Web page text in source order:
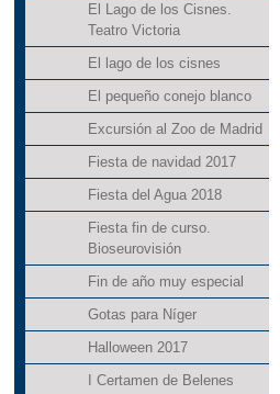
El Lago de los Cisnes.
Teatro Victoria
El lago de los cisnes
El pequeño conejo blanco
Excursión al Zoo de Madrid
Fiesta de navidad 2017
Fiesta del Agua 2018
Fiesta fin de curso.
Bioseurovisión
Fin de año muy especial
Gotas para Níger
Halloween 2017
I Certamen de Belenes